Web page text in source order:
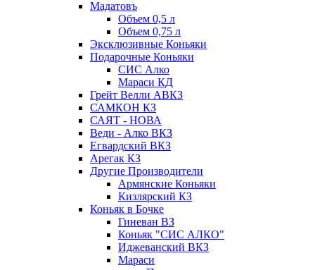
Мадатовъ
Объем 0,5 л
Объем 0,75 л
Эксклюзивные Коньяки
Подарочные Коньяки
СИС Алко
Мараси КД
Грейт Велли АВКЗ
САМКОН КЗ
САЯТ - НОВА
Веди - Алко ВКЗ
Егвардский ВКЗ
Арегак КЗ
Другие Производители
Армянские Коньяки
Кизлярский КЗ
Коньяк в Бочке
Гиневан ВЗ
Коньяк "СИС АЛКО"
Иджеванский ВКЗ
Мараси